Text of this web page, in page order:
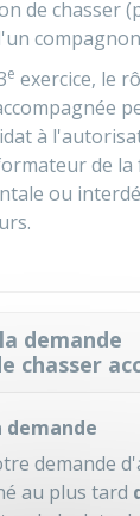
de chasser
e exercice, le
à
de la
ou
demande
chasser
demande
demande
au plus tard